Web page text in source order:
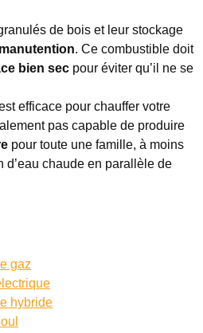
de bois et leur stockage
manutention. Ce combustible doit
bien sec pour éviter qu’il ne se
efficace pour chauffer votre
pas capable de produire
pour toute une famille, à moins
d’eau chaude en parallèle de
gaz
hybride